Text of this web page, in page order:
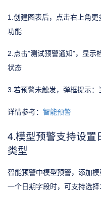
1.创建图表后，点击右上角
功能
2.点击”测试预警通知”，显
状态
3.若预警未触发，弹框提示：
详情参考： 智能预警
4.模型预警支持设置
类型
智能预警中模型预警，添加
一个日期字段时，可支持选择